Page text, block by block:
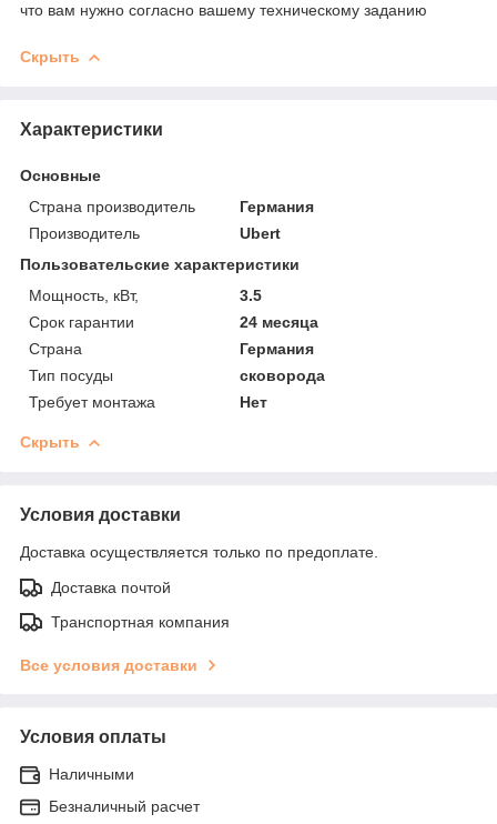
что вам нужно согласно вашему техническому заданию
Скрыть
Характеристики
Основные
Страна производитель
Германия
Производитель
Ubert
Пользовательские характеристики
Мощность, кВт,
3.5
Срок гарантии
24 месяца
Страна
Германия
Тип посуды
сковорода
Требует монтажа
Нет
Скрыть
Условия доставки
Доставка осуществляется только по предоплате.
Доставка почтой
Транспортная компания
Все условия доставки
Условия оплаты
Наличными
Безналичный расчет